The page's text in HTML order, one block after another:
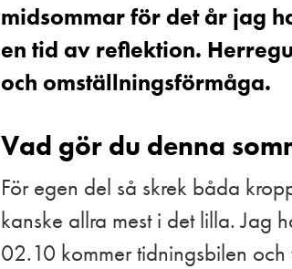
midsommar för det år jag
en tid av reflektion.
och omställningsförmåga.
Vad gör du denna
För egen del så skrek båda
kanske allra mest i det lilla. Jag
02.10 kommer tidningsbilen